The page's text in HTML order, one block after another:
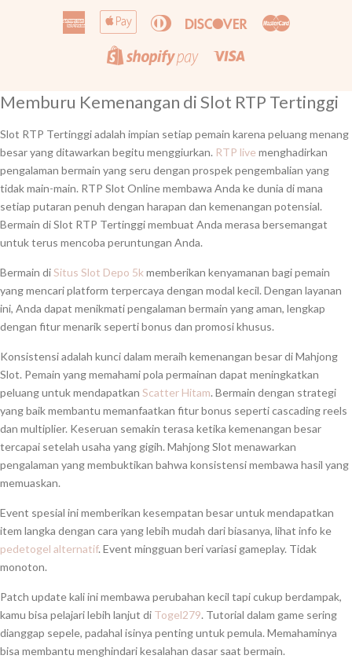
American
Express
Apple
Diners
Discover
Shopify
Memburu Kemenangan di Slot RTP Tertinggi
Slot RTP Tertinggi adalah impian setiap pemain karena peluang menang
besar yang ditawarkan begitu menggiurkan. RTP live menghadirkan
pengalaman bermain yang seru dengan prospek pengembalian yang
tidak main-main. RTP Slot Online membawa Anda ke dunia di mana
setiap putaran penuh dengan harapan dan kemenangan potensial.
Bermain di Slot RTP Tertinggi membuat Anda merasa bersemangat
untuk terus mencoba peruntungan Anda.
Bermain diSitus Slot Depo 5k memberikan kenyamanan bagi pemain
yang mencari platform terpercaya dengan modal kecil. Dengan layanan
ini, Anda dapat menikmati pengalaman bermain yang aman, lengkap
dengan fitur menarik seperti bonus dan promosi khusus.
Konsistensi adalah kunci dalam meraih kemenangan besar di Mahjong
Slot. Pemain yang memahami pola permainan dapat meningkatkan
peluang untuk mendapatkan Scatter Hitam. Bermain dengan strategi
yang baik membantu memanfaatkan fitur bonus seperti cascading reels
dan multiplier. Keseruan semakin terasa ketika kemenangan besar
tercapai setelah usaha yang gigih. Mahjong Slot menawarkan
pengalaman yang membuktikan bahwa konsistensi membawa hasil yang
memuaskan.
Event spesial ini memberikan kesempatan besar untuk mendapatkan
item langka dengan cara yang lebih mudah dari biasanya, lihat info ke
pedetogel alternatif. Event mingguan beri variasi gameplay. Tidak
monoton.
Patch update kali ini membawa perubahan kecil tapi cukup berdampak,
kamu bisa pelajari lebih lanjut di Togel279. Tutorial dalam game sering
dianggap sepele, padahal isinya penting untuk pemula. Memahaminya
bisa membantu menghindari kesalahan dasar saat bermain.